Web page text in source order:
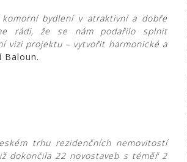
bydlení v atraktivní a dobře
rádi, že se nám podařilo splnit
vizi projektu – vytvořit harmonické a
Baloun.
trhu rezidenčních nemovitostí
dokončila 22 novostaveb s téměř 2